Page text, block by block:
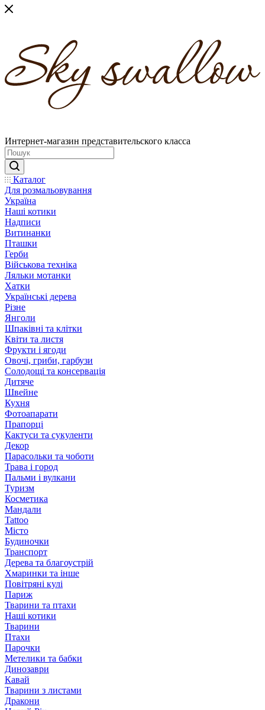
Интернет-магазин представительского класса
Каталог
Для розмальовування
Україна
Наші котики
Надписи
Витинанки
Пташки
Герби
Військова техніка
Ляльки мотанки
Хатки
Українські дерева
Різне
Янголи
Шпаківні та клітки
Квіти та листя
Фрукти і ягоди
Овочі, гриби, гарбузи
Солодощі та консервація
Дитяче
Швейне
Кухня
Фотоапарати
Прапорці
Кактуси та сукуленти
Декор
Парасольки та чоботи
Трава і город
Пальми і вулкани
Туризм
Косметика
Мандали
Tattoo
Місто
Будиночки
Транспорт
Дерева та благоустрій
Хмаринки та інше
Повітряні кулі
Париж
Тварини та птахи
Наші котики
Тварини
Птахи
Парочки
Метелики та бабки
Динозаври
Кавай
Тварини з листами
Дракони